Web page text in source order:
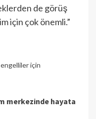
de görüş
için çok önemli.”
için
merkezinde hayata